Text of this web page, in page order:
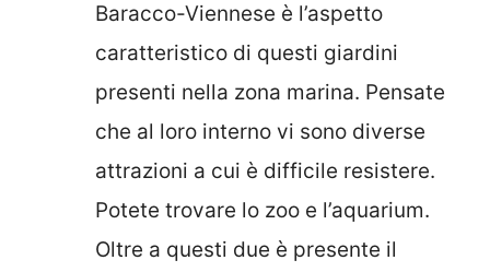
Baracco-Viennese è l’aspetto
caratteristico di questi giardini
presenti nella zona marina. Pensate
che al loro interno vi sono diverse
attrazioni a cui è difficile resistere.
Potete trovare lo zoo e l’aquarium.
Oltre a questi due è presente il